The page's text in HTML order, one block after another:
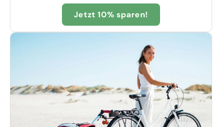
Jetzt 10% sparen!